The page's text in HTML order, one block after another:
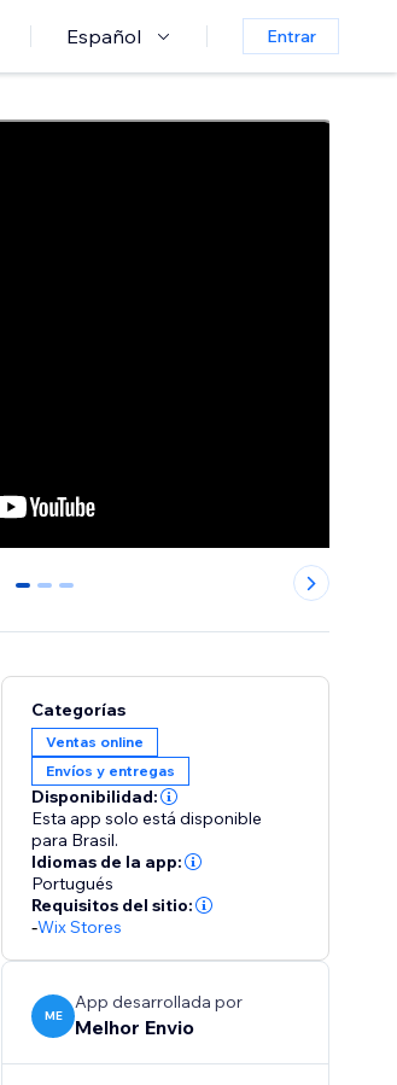
Español Entrar
0 1 2
Categorías
Ventas online
Envíos y entregas
Disponibilidad:
Esta app solo está disponible
para Brasil.
Idiomas de la app:
Portugués
Requisitos del sitio:
-Wix Stores
ME
App desarrollada por
Melhor Envio